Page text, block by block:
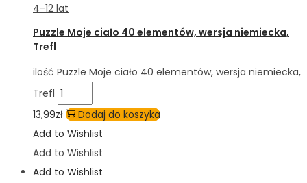
4-12 lat
Puzzle Moje ciało 40 elementów, wersja niemiecka,
Trefl
ilość Puzzle Moje ciało 40 elementów, wersja niemiecka,
Trefl
13,99zł
Dodaj do koszyka
Add to Wishlist
Add to Wishlist
Add to Wishlist